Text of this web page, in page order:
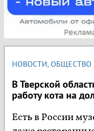
НОВОСТИ, ОБЩЕСТВО
В Тверской
работу кота на
Есть в России